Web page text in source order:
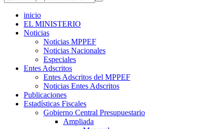
inicio
EL MINISTERIO
Noticias
Noticias MPPEF
Noticias Nacionales
Especiales
Entes Adscritos
Entes Adscritos del MPPEF
Noticias Entes Adscritos
Publicaciones
Estadísticas Fiscales
Gobierno Central Presupuestario
Ampliada